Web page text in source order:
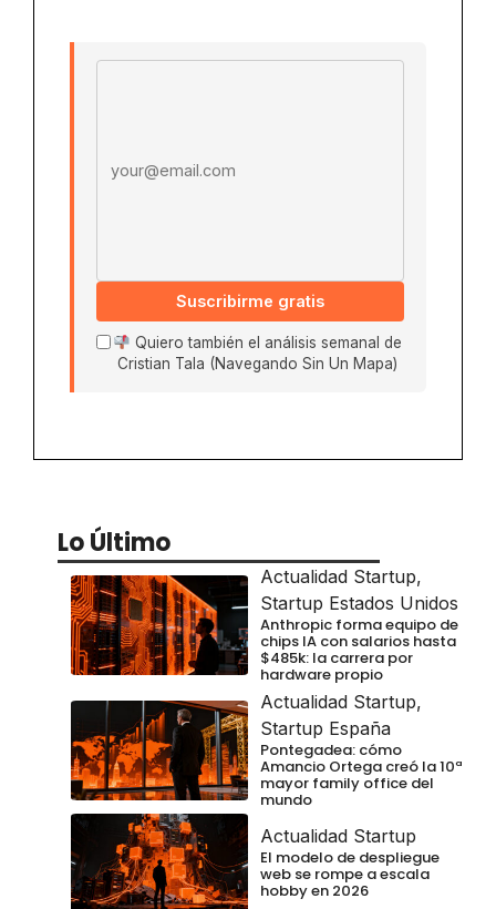
Suscribirme gratis
Quiero también el análisis semanal de
Cristian Tala (Navegando Sin Un Mapa)
Lo Último
Actualidad Startup,
Startup Estados Unidos
Anthropic forma equipo de
chips IA con salarios hasta
$485k: la carrera por
hardware propio
Actualidad Startup,
Startup España
Pontegadea: cómo
Amancio Ortega creó la 10ª
mayor family office del
mundo
Actualidad Startup
El modelo de despliegue
web se rompe a escala
hobby en 2026